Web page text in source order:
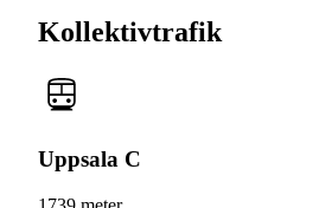
Kollektivtrafik
Uppsala C